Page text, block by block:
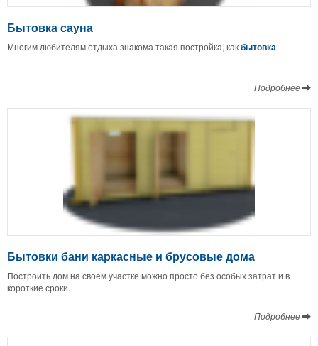
Бытовка сауна
Многим любителям отдыха знакома такая постройка, какбытовка
Подробнее
Бытовки бани каркасные и брусовые дома
Построить дом на своем участке можно просто без особых затрат и в
короткие сроки.
Подробнее